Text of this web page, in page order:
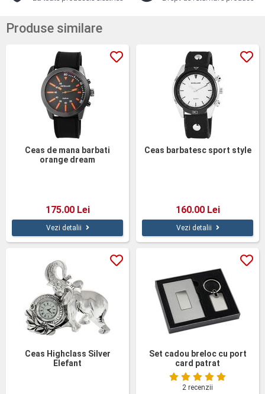
Produse similare
Ceas de mana barbati
orange dream
175.00 Lei
Vezi detalii
Ceas barbatesc sport style
160.00 Lei
Vezi detalii
Ceas Highclass Silver
Elefant
Set cadou breloc cu port
card patrat
2 recenzii